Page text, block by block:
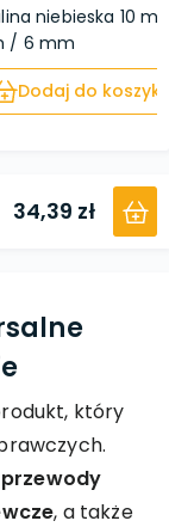
niebieska 10 m
/ 6 mm
Dodaj do
34,39 zł
który
, a także